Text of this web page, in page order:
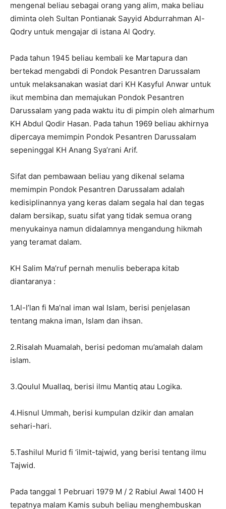
mengenal beliau sebagai orang yang alim, maka beliau
diminta oleh Sultan Pontianak Sayyid Abdurrahman Al-
Qodry untuk mengajar di istana Al Qodry.
Pada tahun 1945 beliau kembali ke Martapura dan
bertekad mengabdi di Pondok Pesantren Darussalam
untuk melaksanakan wasiat dari KH Kasyful Anwar untuk
ikut membina dan memajukan Pondok Pesantren
Darussalam yang pada waktu itu di pimpin oleh almarhum
KH Abdul Qodir Hasan. Pada tahun 1969 beliau akhirnya
dipercaya memimpin Pondok Pesantren Darussalam
sepeninggal KH Anang Sya’rani Arif.
Sifat dan pembawaan beliau yang dikenal selama
memimpin Pondok Pesantren Darussalam adalah
kedisiplinannya yang keras dalam segala hal dan tegas
dalam bersikap, suatu sifat yang tidak semua orang
menyukainya namun didalamnya mengandung hikmah
yang teramat dalam.
KH Salim Ma’ruf pernah menulis beberapa kitab
diantaranya :
1.Al-I’lan fi Ma’nal iman wal Islam, berisi penjelasan
tentang makna iman, Islam dan ihsan.
2.Risalah Muamalah, berisi pedoman mu’amalah dalam
islam.
3.Qoulul Muallaq, berisi ilmu Mantiq atau Logika.
4.Hisnul Ummah, berisi kumpulan dzikir dan amalan
sehari-hari.
5.Tashilul Murid fi ‘ilmit-tajwid, yang berisi tentang ilmu
Tajwid.
Pada tanggal 1 Pebruari 1979 M / 2 Rabiul Awal 1400 H
tepatnya malam Kamis subuh beliau menghembuskan